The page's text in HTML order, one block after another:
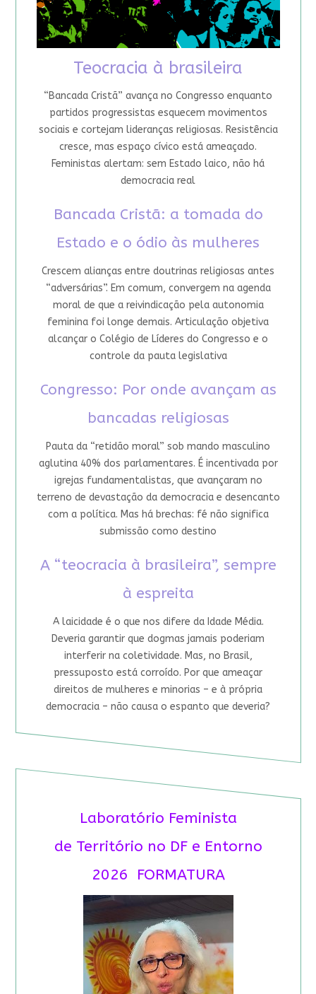
Teocracia à brasileira
“Bancada Cristã” avança no Congresso enquanto
partidos progressistas esquecem movimentos
sociais e cortejam lideranças religiosas. Resistência
cresce, mas espaço cívico está ameaçado.
Feministas alertam: sem Estado laico, não há
democracia real
Bancada Cristã: a tomada do
Estado e o ódio às mulheres
Crescem alianças entre doutrinas religiosas antes
“adversárias”. Em comum, convergem na agenda
moral de que a reivindicação pela autonomia
feminina foi longe demais. Articulação objetiva
alcançar o Colégio de Líderes do Congresso e o
controle da pauta legislativa
Congresso: Por onde avançam as
bancadas religiosas
Pauta da “retidão moral” sob mando masculino
aglutina 40% dos parlamentares. É incentivada por
igrejas fundamentalistas, que avançaram no
terreno de devastação da democracia e desencanto
com a política. Mas há brechas: fé não significa
submissão como destino
A “teocracia à brasileira”, sempre
à espreita
A laicidade é o que nos difere da Idade Média.
Deveria garantir que dogmas jamais poderiam
interferir na coletividade. Mas, no Brasil,
pressuposto está corroído. Por que ameaçar
direitos de mulheres e minorias – e à própria
democracia – não causa o espanto que deveria?
Laboratório Feminista
de Território no DF e Entorno
2026 FORMATURA